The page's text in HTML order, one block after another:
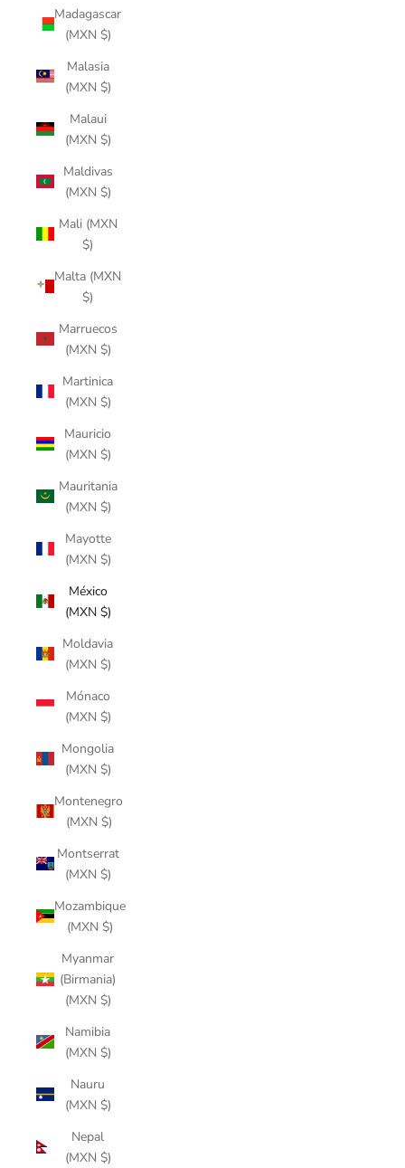
Madagascar
(MXN $)
Malasia
(MXN $)
Malaui
(MXN $)
Maldivas
(MXN $)
Mali (MXN
$)
Malta (MXN
$)
Marruecos
(MXN $)
Martinica
(MXN $)
Mauricio
(MXN $)
Mauritania
(MXN $)
Mayotte
(MXN $)
México
(MXN $)
Moldavia
(MXN $)
Mónaco
(MXN $)
Mongolia
(MXN $)
Montenegro
(MXN $)
Montserrat
(MXN $)
Mozambique
(MXN $)
Myanmar
(Birmania)
(MXN $)
Namibia
(MXN $)
Nauru
(MXN $)
Nepal
(MXN $)